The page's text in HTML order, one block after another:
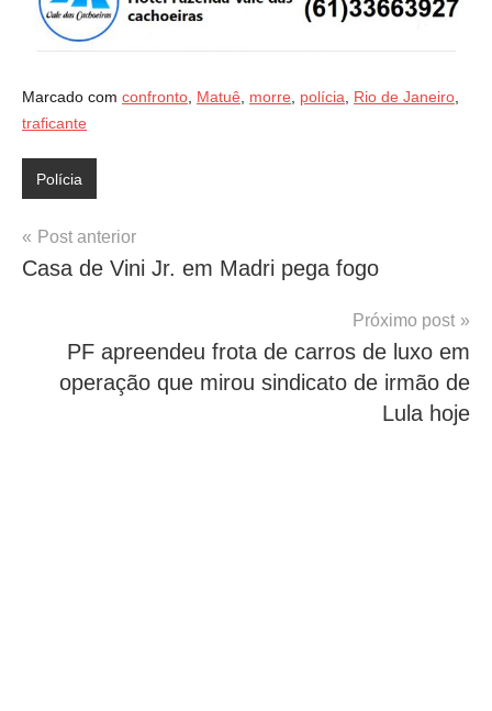
Marcado com confronto, Matuê, morre, polícia, Rio de Janeiro,
traficante
Polícia
Navegação
de
Post anterior
Casa de Vini Jr. em Madri pega fogo
Próximo post
PF apreendeu frota de carros de luxo em
operação que mirou sindicato de irmão de
Lula hoje